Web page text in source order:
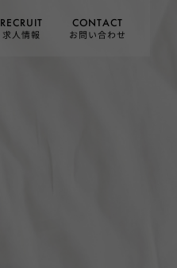
RECRUIT
求人情報
CONTACT
お問い合わせ